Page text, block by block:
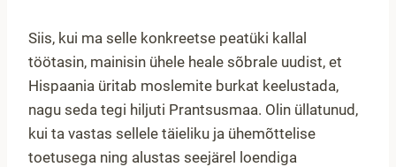
Siis, kui ma selle konkreetse peatüki kallal
töötasin, mainisin ühele heale sõbrale uudist, et
Hispaania üritab moslemite burkat keelustada,
nagu seda tegi hiljuti Prantsusmaa. Olin üllatunud,
kui ta vastas sellele täieliku ja ühemõttelise
toetusega ning alustas seejärel loendiga